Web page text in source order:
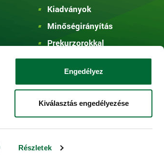
Részletek
Engedélyez
Kiválasztás engedélyezése
Kiadványok
Minőségirányítás
Prekurzorokkal
információ
Visszaélések